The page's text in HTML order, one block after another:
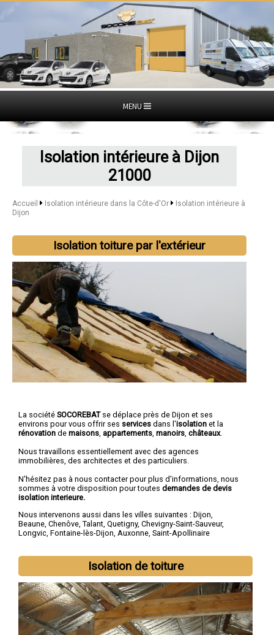
MENU
Isolation intérieure à Dijon
21000
Accueil Isolation intérieure dans la Côte-d'Or
Isolation intérieure à
Dijon
Isolation toiture par l'extérieur
La société SOCOREBATse déplace près de Dijon et ses
environs pour vous offrir ses services dans l'isolation et la
rénovation de maisons, appartements, manoirs, châteaux.
Nous travaillons essentiellement avec des agences
immobilières, des architectes et des particuliers.
N'hésitez pas à nous contacter pour plus d'informations, nous
sommes à votre disposition pour toutes demandes de devis
isolation interieure.
Nous intervenons aussi dans les villes suivantes : Dijon,
Beaune, Chenôve, Talant, Quetigny, Chevigny-Saint-Sauveur,
Longvic, Fontaine-lès-Dijon, Auxonne, Saint-Apollinaire
Isolation de toiture